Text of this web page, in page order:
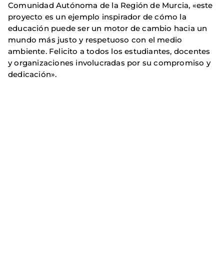
Comunidad Autónoma de la Región de Murcia, «este
proyecto es un ejemplo inspirador de cómo la
educación puede ser un motor de cambio hacia un
mundo más justo y respetuoso con el medio
ambiente. Felicito a todos los estudiantes, docentes
y organizaciones involucradas por su compromiso y
dedicación».